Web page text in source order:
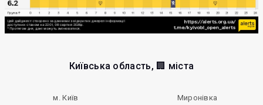
Київська область, 🏢 міста
м. Київ
Миронівка